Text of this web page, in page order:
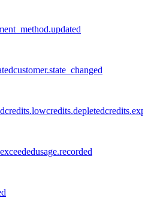
customer.state_changed
credits.lowcredits.depleted
usage.recorded